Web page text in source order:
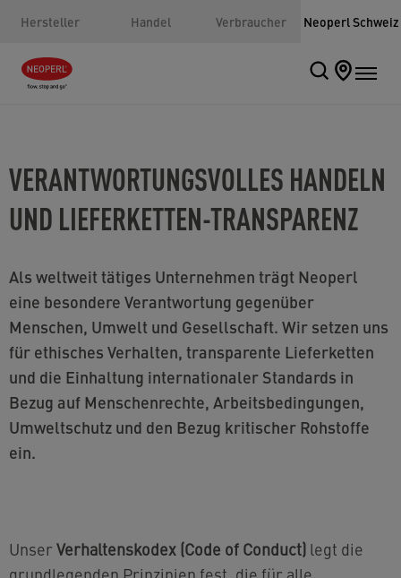
Hersteller Handel Verbraucher Neoperl Schweiz
VERANTWORTUNGSVOLLES HANDELN
UND LIEFERKETTEN-TRANSPARENZ
Als weltweit tätiges Unternehmen trägt Neoperl
eine besondere Verantwortung gegenüber
Menschen, Umwelt und Gesellschaft. Wir setzen uns
für ethisches Verhalten, transparente Lieferketten
und die Einhaltung internationaler Standards in
Bezug auf Menschenrechte, Arbeitsbedingungen,
Umweltschutz und den Bezug kritischer Rohstoffe
ein.
Unser Verhaltenskodex (Code of Conduct) legt die